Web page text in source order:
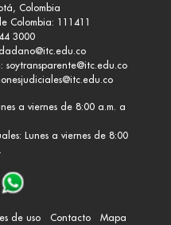
Colombia
Colombia: 111411
3000
soytransparente@itc.edu.co
a viernes de 8:00 a.m. a
Lunes a viernes de 8:00
de uso Contacto
Mapa